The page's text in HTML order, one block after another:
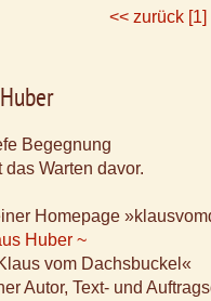
<< zurück [1]
Begegnung
das Warten davor.
Homepage
Huber ~
vom Dachsbuckel«
Autor, Text- und